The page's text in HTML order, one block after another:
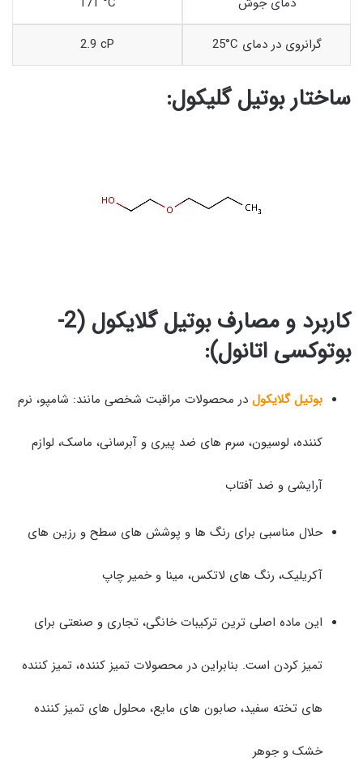
25°C گرانروی در دمای 2.9 cP
ساختار بوتیل گلیکول:
کاربرد و مصارف بوتیل گلایکول (2-
بوتوکسی اتانول):
بوتیل گلایکول در محصولات مراقبت شخصی مانند: شامپو، نرم
کننده، لوسیون، سرم های ضد پیری و آبرسانی، ماسک، لوازم
آرایشی و ضد آفتاب
حلال مناسبی برای رنگ ها و پوشش های سطح و رزین های
آکریلیک، رنگ های لاتکس، مینا و خمیر چاپ
این ماده اصلی ترین ترکیبات خانگی، تجاری و صنعتی برای
تمیز کردن است. بنابراین در محصولات تمیز کننده، تمیز کننده
های تخته سفید، صابون های مایع، محلول های تمیز کننده
خشک و جوهر